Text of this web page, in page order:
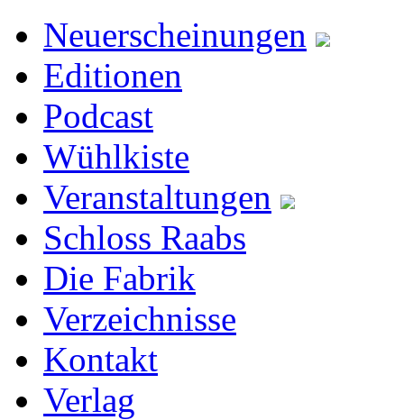
Neuerscheinungen
Editionen
Podcast
Wühlkiste
Veranstaltungen
Schloss Raabs
Die Fabrik
Verzeichnisse
Kontakt
Verlag